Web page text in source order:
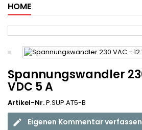
HOME
Spannungswandler
VDC 5 A
Artikel-Nr.P.SUP.AT5-B
Eigenen Kommentar verfassen
((cancelText))
((cancelText))